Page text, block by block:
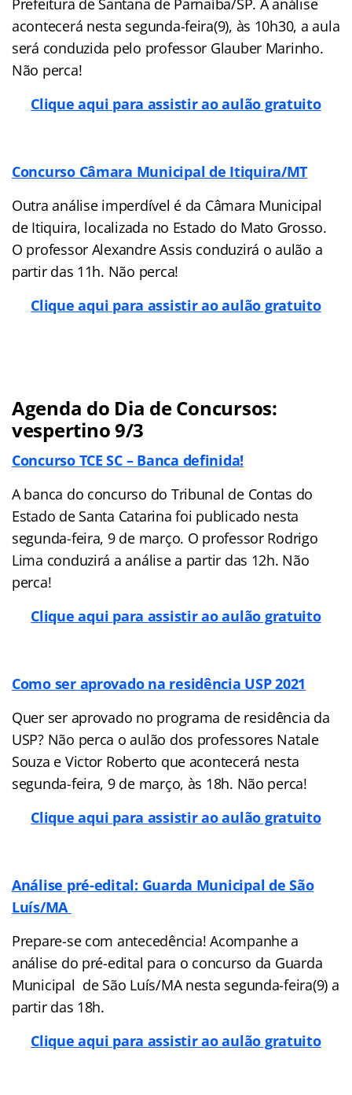
Prefeitura de Santana de Parnaíba/SP. A análise
acontecerá nesta segunda-feira(9), às 10h30, a aula
será conduzida pelo professor Glauber Marinho.
Não perca!
Clique aqui para assistir ao aulão gratuito
Concurso Câmara Municipal de Itiquira/MT
Outra análise imperdível é da Câmara Municipal
de Itiquira, localizada no Estado do Mato Grosso.
O professor Alexandre Assis conduzirá o aulão a
partir das 11h. Não perca!
Clique aqui para assistir ao aulão gratuito
Agenda do Dia de Concursos:
vespertino 9/3
Concurso TCE SC – Banca definida!
A banca do concurso do Tribunal de Contas do
Estado de Santa Catarina foi publicado nesta
segunda-feira, 9 de março. O professor Rodrigo
Lima conduzirá a análise a partir das 12h. Não
perca!
Clique aqui para assistir ao aulão gratuito
Como ser aprovado na residência USP 2021
Quer ser aprovado no programa de residência da
USP? Não perca o aulão dos professores Natale
Souza e Victor Roberto que acontecerá nesta
segunda-feira, 9 de março, às 18h. Não perca!
Clique aqui para assistir ao aulão gratuito
Análise pré-edital: Guarda Municipal de São
Luís/MA
Prepare-se com antecedência! Acompanhe a
análise do pré-edital para o concurso da Guarda
Municipal de São Luís/MA nesta segunda-feira(9) a
partir das 18h.
Clique aqui para assistir ao aulão gratuito